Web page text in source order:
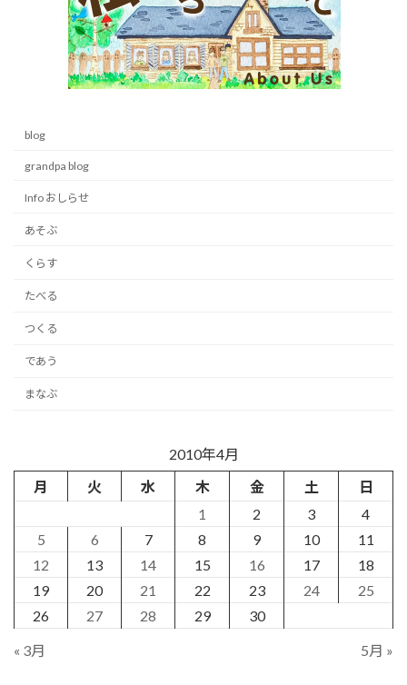
blog
grandpa blog
Info おしらせ
あそぶ
くらす
たべる
つくる
であう
まなぶ
2010年4月
月
火 水 木 金 土
日
1
2 3
4
5
6 7 8 9 10
11
12
13 14 15 16 17
18
19
20 21 22 23 24
25
26
27 28 29 30
« 3月 5月 »